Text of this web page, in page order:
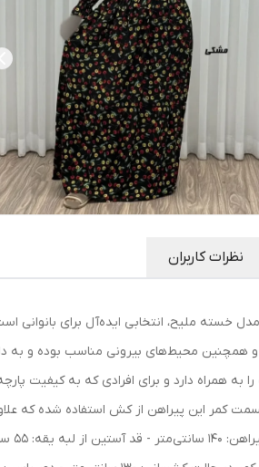
نظرات کاربران
خسته ملیح، انتخابی ایده‌آل برای بانوانی
و همچنین محیط‌های بیرونی مناسب بوده و به
به همراه دارد و برای افرادی که به کیفیت
کمر این پیراهن از کش استفاده شده که